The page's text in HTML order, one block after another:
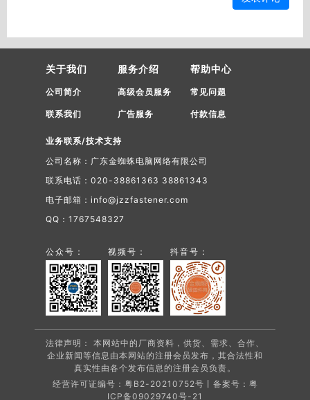
关于我们
公司简介
联系我们
服务介绍
高级会员服务
广告服务
帮助中心
常见问题
付款信息
业务联系/技术支持
公司名称：广东金蜘蛛电脑网络有限公司
联系电话：020-38861363 38861343
电子邮箱：info@jzzfastener.com
QQ：1767548327
公众号： 视频号： 抖音号：
法律声明： 本网站中的厂商资料，供货、需求、合作、
企业新闻等信息由本网站的注册会员发布，其合法性和
真实性由各个发布信息的注册会员负责。
经营许可证编号：粤B2-20210752号丨备案号： 粤
ICP备09029740号-21